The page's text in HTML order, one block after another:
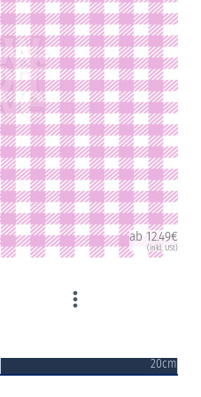
ab 12.49€
(inkl. USt)
20cm